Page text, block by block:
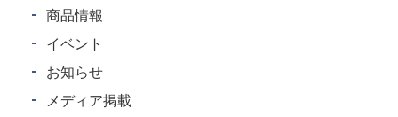
商品情報
イベント
お知らせ
メディア掲載